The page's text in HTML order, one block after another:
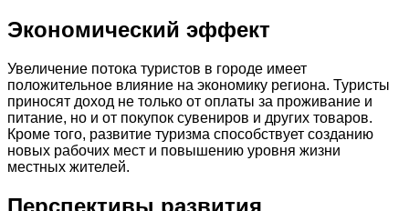
Экономический эффект
Увеличение потока туристов в городе имеет
положительное влияние на экономику региона. Туристы
приносят доход не только от оплаты за проживание и
питание, но и от покупок сувениров и других товаров.
Кроме того, развитие туризма способствует созданию
новых рабочих мест и повышению уровня жизни
местных жителей.